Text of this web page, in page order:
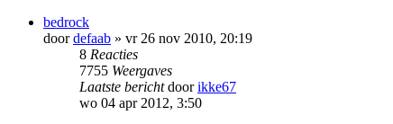
bedrock
doordefaab » vr 26 nov 2010, 20:19
8 Reacties
7755 Weergaves
Laatste berichtdoorikke67
wo 04 apr 2012, 3:50